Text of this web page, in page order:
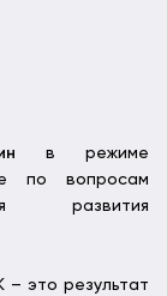
в режиме
по вопросам
развития
– это результат